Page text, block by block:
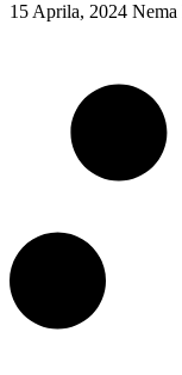
15 Aprila, 2024 Nema